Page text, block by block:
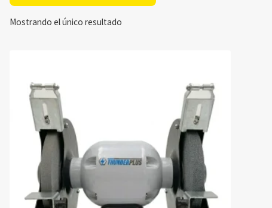
Mostrando el único resultado